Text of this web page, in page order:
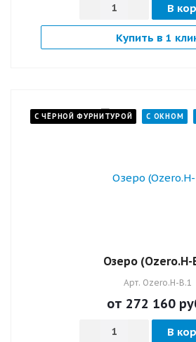
В
Купить в 1
С ЧЁРНОЙ ФУРНИТУРОЙ С ОКНОМ
Озеро (Ozero.Н-
Арт. Ozero.Н-В.1
от 272 160
В